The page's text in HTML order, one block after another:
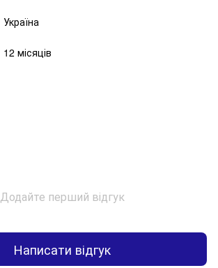
Україна
12 місяців
Додайте перший відгук
Написати відгук